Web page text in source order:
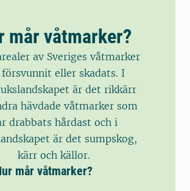
mår våtmarker?
av Sveriges våtmarker
eller skadats. I
är det rikkärr
hävdade våtmarker som
drabbats hårdast och i
är det sumpskog,
kärr och källor.
mår våtmarker?